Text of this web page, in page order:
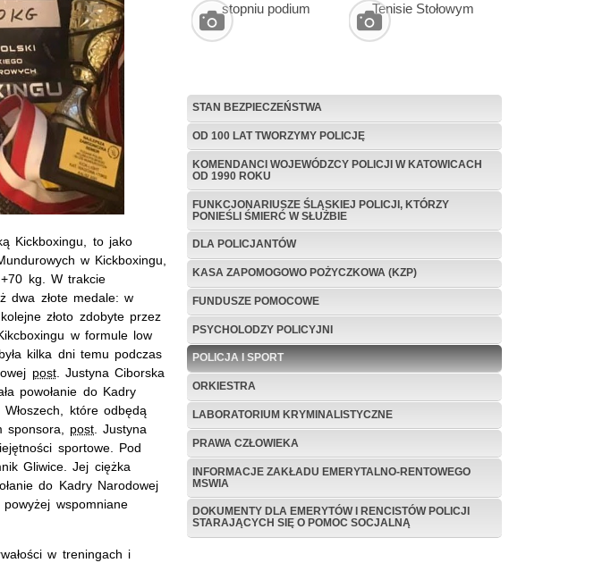
stopniu podium
Tenisie Stołowym
STAN BEZPIECZEŃSTWA
OD 100 LAT TWORZYMY POLICJĘ
KOMENDANCI WOJEWÓDZCY POLICJI W KATOWICACH
OD 1990 ROKU
FUNKCJONARIUSZE ŚLĄSKIEJ POLICJI, KTÓRZY
PONIEŚLI ŚMIERĆ W SŁUŻBIE
DLA POLICJANTÓW
KASA ZAPOMOGOWO POŻYCZKOWA (KZP)
FUNDUSZE POMOCOWE
PSYCHOLODZY POLICYJNI
POLICJA I SPORT
ORKIESTRA
LABORATORIUM KRYMINALISTYCZNE
PRAWA CZŁOWIEKA
INFORMACJE ZAKŁADU EMERYTALNO-RENTOWEGO
MSWIA
DOKUMENTY DLA EMERYTÓW I RENCISTÓW POLICJI
STARAJĄCYCH SIĘ O POMOC SOCJALNĄ
Kickboxingu, to jako
w Kickboxingu,
kg. W trakcie
dwa złote medale: w
złoto zdobyte przez
w formule low
kilka dni temu podczas
post. Justyna Ciborska
powołanie do Kadry
które odbędą
sponsora, post. Justyna
sportowe. Pod
Gliwice. Jej ciężka
do Kadry Narodowej
wspomniane
w treningach i